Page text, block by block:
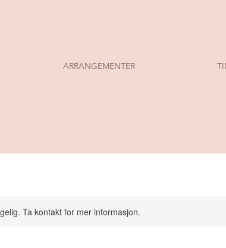
ARRANGEMENTER
Ta kontakt for mer informasjon.